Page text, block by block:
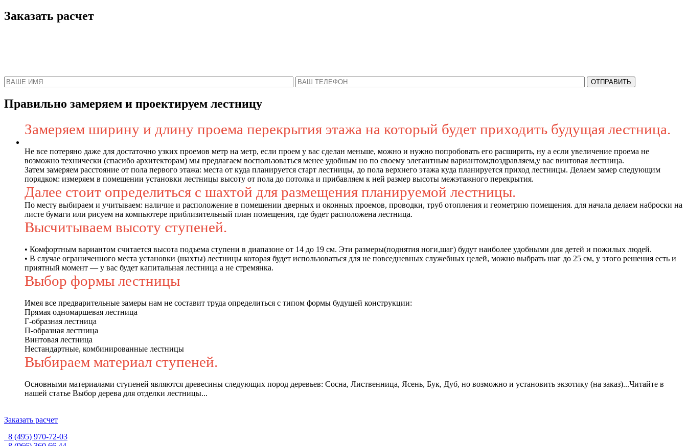
Заказать расчет
Правильно замеряем и проектируем лестницу
Замеряем ширину и длину проема перекрытия этажа на который будет приходить будущая лестница.
Не все потеряно даже для достаточно узких проемов метр на метр, если проем у вас сделан меньше, можно и нужно попробовать его расширить, ну а если увеличение проема не
возможно технически (спасибо архитекторам) мы предлагаем воспользоваться менее удобным но по своему элегантным вариантом;поздравляем,у вас винтовая лестница.
Затем замеряем расстояние от пола первого этажа: места от куда планируется старт лестницы, до пола верхнего этажа куда планируется приход лестницы. Делаем замер следующим
порядком: измеряем в помещении установки лестницы высоту от пола до потолка и прибавляем к ней размер высоты межэтажного перекрытия.
Далее стоит определиться с шахтой для размещения планируемой лестницы.
По месту выбираем и учитываем: наличие и расположение в помещении дверных и оконных проемов, проводки, труб отопления и геометрию помещения. для начала делаем наброски на
листе бумаги или рисуем на компьютере приблизительный план помещения, где будет расположена лестница.
Высчитываем высоту ступеней.
• Комфортным вариантом считается высота подъема ступени в диапазоне от 14 до 19 см. Эти размеры(поднятия ноги,шаг) будут наиболее удобными для детей и пожилых людей.
• В случае ограниченного места установки (шахты) лестницы которая будет использоваться для не повседневных служебных целей, можно выбрать шаг до 25 см, у этого решения есть и
приятный момент — у вас будет капитальная лестница а не стремянка.
Выбор формы лестницы
Имея все предварительные замеры нам не составит труда определиться с типом формы будущей конструкции:
Прямая одномаршевая лестница
Г-образная лестница
П-образная лестница
Винтовая лестница
Нестандартные, комбинированные лестницы
Выбираем материал ступеней.
Основными материалами ступеней являются древесины следующих пород деревьев: Сосна, Лиственница, Ясень, Бук, Дуб, но возможно и установить экзотику (на заказ)...Читайте в
нашей статье Выбор дерева для отделки лестницы...
Заказать расчет
8 (495) 970-72-03